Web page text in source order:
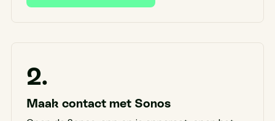
2.
Maak contact met Sonos